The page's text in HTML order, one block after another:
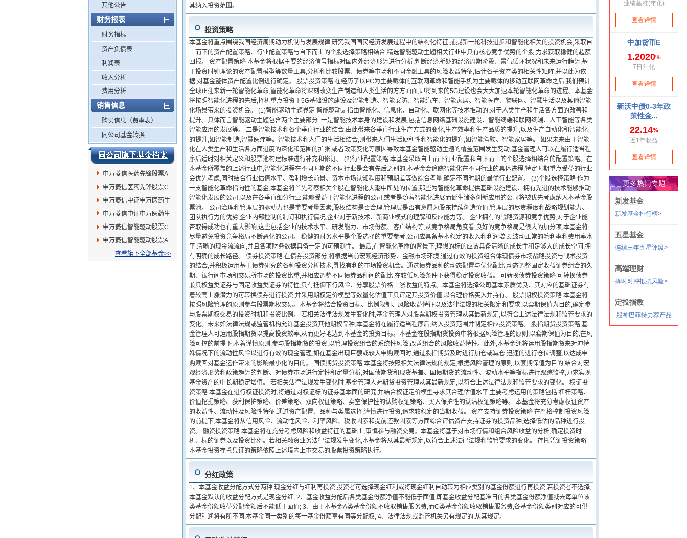
其他公告
财务报表
财务指标
资产负债表
利润表
收入分析
费用分析
销售信息
购买信息（费率表）
同公司基金转换
申万菱信医药先锋股票A
申万菱信医药先锋股票C
申万菱信中证申万医药生
物指数(LOF)C
申万菱信中证申万医药生
物指数(LOF)A
申万菱信智能驱动股票C
申万菱信智能驱动股票A
查看旗下全部基金>>
其纳入投资范围。
投资策略
本基金将重点围绕我国经济周期动力机制与发展规律,研究我国国民经济发展过程中的结构化特征,捕捉新一轮科技进步和智能化相关的投资机会,采取自
上而下的资产配置策略、行业配置策略与自下而上的个股选择策略相结合,精选智能驱动主题相关行业中具有核心竞争优势的个股,力求获取稳健的超额
回报。 资产配置策略 本基金将根据主要的经济信号指标对国内外经济形势进行分析,判断经济所处的经济周期阶段、景气循环状况和未来运行趋势,基
于投资时钟理论的资产配置模型等数量工具,分析和比较股票、债券等市场和不同金融工具的风险收益特征,估计各子资产类的相关性矩阵,并以此为依
据,对基金整体资产配置比例进行确定。 股票投资策略 在经历了以PC为主要载体的互联网革命和智能手机为主要载体的移动互联网革命之后,我们预计
全球正迎来新一轮智能化革命,智能化革命将深刻改变生产制造和人类生活的方方面面,即将到来的5G建设也会大大加速本轮智能化革命的进程。本基金
将按照智能化进程的先后,择机重点投资于5G基础设施建设及智能制造、智能安防、智能汽车、智能家居、智能医疗、物联网、智慧生活以及其他智能
化场景带来的投资机会。 (1)智能驱动主题界定 智能驱动是指由智能化、信息化、自动化、联网化等技术推动的,对于人类生产和生活各方面的改善和
提升。具体而言智能驱动主题包含两个主要部分: 一是智能技术本身的建设和发展,包括信息网络基础设施建设、智能终端和联网终端、人工智能等各类
智能应用的发展等。 二是智能技术和各个垂直行业的结合,由此带来各垂直行业生产方式的变化,生产效率和生产品质的提升,以及生产自动化和智能化
的提升,如智能制造,智慧医疗等。智能技术和人们的生活相结合,则带来人们生活便利性和智能化的提升,如智能驾驶、智能家居等。 如果未来由于智能
化在人类生产和生活各方面进度的深化和范围的扩张,或者政策变化等原因导致本基金智能驱动主题的覆盖范围发生变动,基金管理人可以在履行适当程
序后适时对相关定义和股票池构建标准进行补充和修订。 (2)行业配置策略 本基金采取自上而下行业配置和自下而上的个股选择相结合的配置策略。在
本基金所覆盖的上述行业中,智能化进程在不同时期的不同行业是会有先后之别的,本基金会追踪智能化在不同行业的具体进程,特定时期重点受益的行业
会优先考虑,同时结合行业估值水平、盈利增长前景、资本市场认知程度和预期差等做综合考量,确定不同时期的最优行业配置。 (3)个股选择策略 作为
一支智能化革命指向性的基金,本基金将首先考察相关个股在智能化大潮中所处的位置,那些为智能化革命提供基础设施建设、拥有先进的技术能够推动
智能化发展的公司,以及在各垂直细分行业,能够受益于智能化进程的公司,或者是随着智能化进展而诞生诸多创新应用的公司将被优先考虑纳入本基金股
票池。 公司治理和管理层的驱动力也是重要考量因素,股权结构是否合理,管理层是否有意愿为股东持续创造价值,管理层的尽责程度和战略规划能力、
团队执行力的优劣,企业内部控制的制订和执行情况,企业对于新技术、新商业模式的理解和反应能力等。 企业拥有的战略资源和竞争优势,对于企业能
否取得成功也有重大影响,这些包括企业的技术水平、研发能力、市场份额、客户结构等;从竞争格局角度看,良好的竞争格局是很大的加分项,本基金将
尽量避免投资竞争格局不断恶化的公司。 稳健的财务水平是个股选择的重要参考,公司应具备基本稳定的收入和利润增长,波动正常的毛利率和费用率水
平,清晰的现金流流向,并且各项财务数据具备一定的可预测性。 最后,在智能化革命的背景下,理想的标的应该具备清晰的成长性和足够大的成长空间,拥
有明确的成长路径。 债券投资策略 在债券投资部分,将根据当前宏观经济形势、金融市场环境,通过有效的投资组合体现债券市场战略投资与战术投资
的结合,并积极运用基于债券研究的各种投资分析技术,寻找有利的市场投资机会。通过债券品种的动态配置与优化配比,动态调整固定收益证券组合的久
期、银行间市场和交易所市场的投资比重,并相应调整不同债券品种间的配比,在较低风险条件下获得稳定投资收益。 可转换债券投资策略 可转换债券
兼具权益类证券与固定收益类证券的特性,具有抵御下行风险、分享股票价格上涨收益的特点。本基金将选择公司基本素质优良、其对应的基础证券有
着较高上涨潜力的可转换债券进行投资,并采用期权定价模型等数量化估值工具评定其投资价值,以合理价格买入并持有。 股票期权投资策略 本基金将
按照风险管理的原则参与股票期权交易。本基金将结合投资目标、比例限制、风险收益特征以及法律法规的相关限定和要求,以套期保值为目的,确定参
与股票期权交易的投资时机和投资比例。 若相关法律法规发生变化时,基金管理人对股票期权投资管理从其最新规定,以符合上述法律法规和监管要求的
变化。未来如法律法规或监管机构允许基金投资其他期权品种,本基金将在履行适当程序后,纳入投资范围并制定相应投资策略。 股指期货投资策略 基
金管理人可运用股指期货以提高投资效率,从而更好地达到本基金的投资目标。本基金在股指期货投资中将根据风险管理的原则,以套期保值为目的,在风
险可控的前提下,本着谨慎原则,参与股指期货的投资,以管理投资组合的系统性风险,改善组合的风险收益特性。此外,本基金还将运用股指期货来对冲特
殊情况下的流动性风险以进行有效的现金管理,如在基金出现巨额或较大申购赎回时,通过股指期货及时进行加仓或减仓,迅速的进行仓位调整,以达成申
购赎回对基金运作带来的影响最小化的目的。 国债期货投资策略 本基金将按照相关法律法规的规定,根据风险管理的原则,以套期保值为目的,结合对宏
观经济形势和政策趋势的判断、对债券市场进行定性和定量分析,对国债期货和现货基差、国债期货的流动性、波动水平等指标进行跟踪监控,力求实现
基金资产的中长期稳定增值。 若相关法律法规发生变化时,基金管理人对期货投资管理从其最新规定,以符合上述法律法规和监管要求的变化。 权证投
资策略 本基金在进行权证投资时,将通过对权证标的证券基本面的研究,并结合权证定价模型寻求其合理估值水平,主要考虑运用的策略包括:杠杆策略、
价值挖掘策略、获利保护策略、价差策略、双向权证策略、卖空保护性的认购权证策略、买入保护性的认沽权证策略等。 本基金将充分考虑权证资产
的收益性、流动性及风险性特征,通过资产配置、品种与类属选择,谨慎进行投资,追求较稳定的当期收益。 资产支持证券投资策略 在严格控制投资风险
的前提下,本基金将从信用风险、流动性风险、利率风险、税收因素和提前还款因素等方面综合评估资产支持证券的投资品种,选择低估的品种进行投
资。 融资投资策略 本基金将在充分考虑风险和收益特征的基础上,审慎参与融资交易。本基金将基于对市场行情和组合风险收益的分析,确定投资时
机、标的证券以及投资比例。若相关融资业务法律法规发生变化,本基金将从其最新规定,以符合上述法律法规和监管要求的变化。 存托凭证投资策略
本基金投资存托凭证的策略依照上述境内上市交易的股票投资策略执行。
分红政策
1、本基金收益分配方式分两种:现金分红与红利再投资,投资者可选择现金红利或将现金红利自动转为相应类别的基金份额进行再投资;若投资者不选择,
本基金默认的收益分配方式是现金分红; 2、基金收益分配后各类基金份额净值不能低于面值,即基金收益分配基准日的各类基金份额净值减去每单位该
类基金份额收益分配金额后不能低于面值; 3、由于本基金A类基金份额不收取销售服务费,而C类基金份额收取销售服务费,各基金份额类别对应的可供
分配利润将有所不同,本基金同一类别的每一基金份额享有同等分配权; 4、法律法规或监管机关另有规定的,从其规定。